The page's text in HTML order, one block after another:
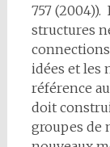
757
structures
idées et les
référence
doit
groupes de